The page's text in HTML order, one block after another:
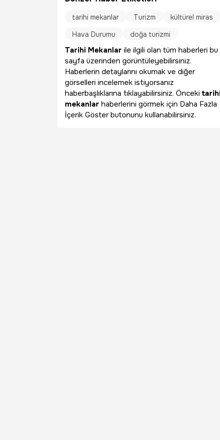
tarihi mekanlar Turizm
kültürel miras
Hava Durumu
doğa turizmi
Tarihi Mekanlar ile ilgili olan tüm haberleri bu
sayfa üzerinden görüntüleyebilirsiniz.
Haberlerin detaylarını okumak ve diğer
görselleri incelemek istiyorsanız
haberbaşlıklarına tıklayabilirsiniz. Önceki
mekanlar haberlerini görmek için Daha Fazla
İçerik Göster butonunu kullanabilirsiniz.